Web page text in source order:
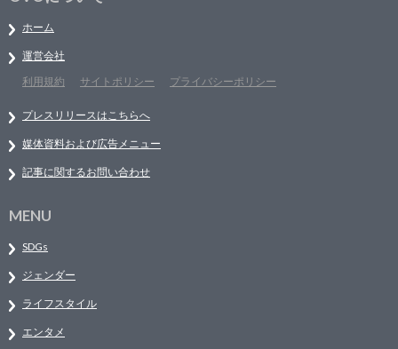
ホーム
運営会社
利用規約
サイトポリシー プライバシーポリシー
プレスリリースはこちらへ
媒体資料および広告メニュー
記事に関するお問い合わせ
MENU
SDGs
ジェンダー
ライフスタイル
エンタメ